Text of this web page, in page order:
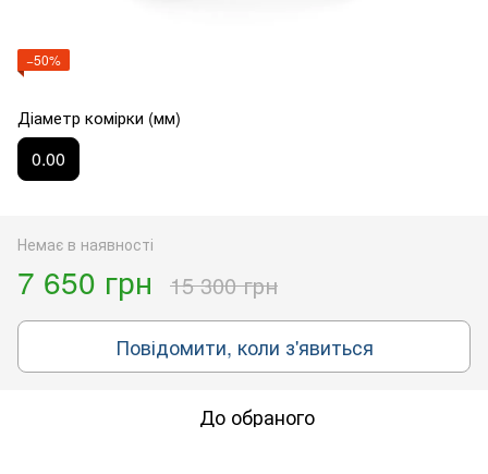
−50%
Діаметр комірки (мм)
0.00
Немає в наявності
7 650 грн 15 300 грн
Повідомити, коли з'явиться
До обраного